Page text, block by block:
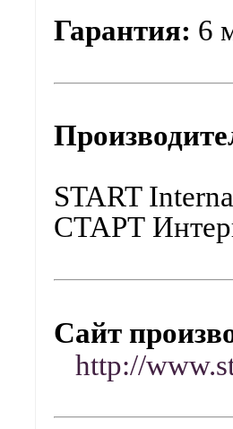
Гарантия: 6
START
СТАРТ
Сайт
http://